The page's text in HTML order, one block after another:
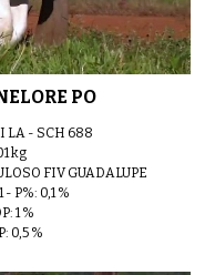
- 1 FÊMEA NELORE PO
PO
LA - SCH 688
kg
FIV GUADALUPE
P%: 0,1 %
1 %
0,5 %